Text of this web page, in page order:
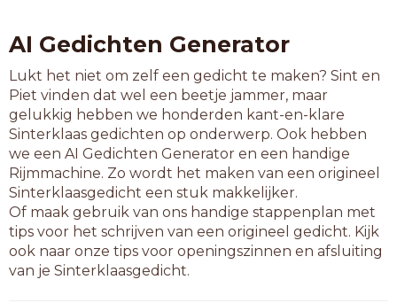
kassei
kledij
ligwei
lijzij
livrei
meelij
meerij
miszei
nestei
nuclei
nulrij
ontwei
ontzei
AI Gedichten Generator
Lukt het niet om zelf een gedicht te maken? Sint en
Piet vinden dat wel een beetje jammer, maar
gelukkig hebben we honderden kant-en-klare
Sinterklaas gedichten op onderwerp. Ook hebben
we een AI Gedichten Generator en een handige
Rijmmachine. Zo wordt het maken van een origineel
Sinterklaasgedicht een stuk makkelijker.
Of maak gebruik van ons handige stappenplan met
tips voor het schrijven van een origineel gedicht. Kijk
ook naar onze tips voor openingszinnen en afsluiting
van je Sinterklaasgedicht.